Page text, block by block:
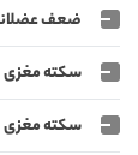
ضعف
سکته مغزی
سکته مغزی